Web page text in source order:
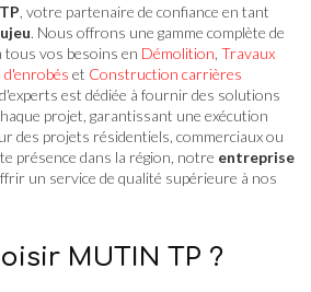
, votre partenaire de confiance en tant
. Nous offrons une gamme complète de
tous vos besoins en Démolition Travaux
et Construction carrières
est dédiée à fournir des solutions
projet, garantissant une exécution
des projets résidentiels, commerciaux ou
présence dans la région, notre entreprise
un service de qualité supérieure à nos
MUTIN TP ?